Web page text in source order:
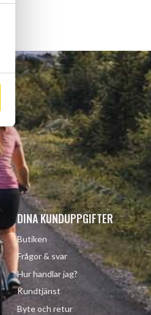
DINA KUNDUPPGIFTER
Butiken
Frågor & svar
Hur handlar jag?
Kundtjänst
Byte och retur